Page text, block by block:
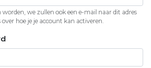
we zullen ook een e-mail naar dit adres
hoe je je account kan activeren.